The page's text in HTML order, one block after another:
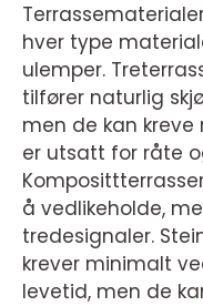
hver type
ulemper.
tilfører naturlig
men de kan
er utsatt for råte
å vedlikeholde,
tredesignaler.
krever minimalt
levetid, men de